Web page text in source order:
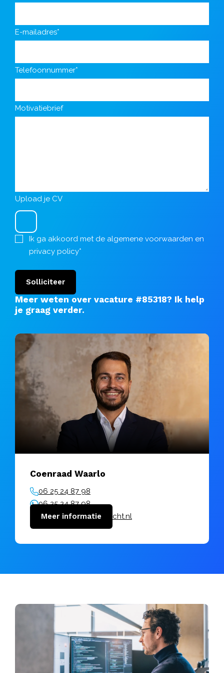
E-mailadres*
Telefoonnummer*
Motivatiebrief
Upload je CV
Ik ga akkoord met de algemene voorwaarden en
privacy policy*
Solliciteer
Meer weten over vacature #85318? Ik help
je graag verder.
Coenraad Waarlo
06 25 24 87 98
06 25 24 87 98
coenraad@vanuitkracht.nl
Meer informatie